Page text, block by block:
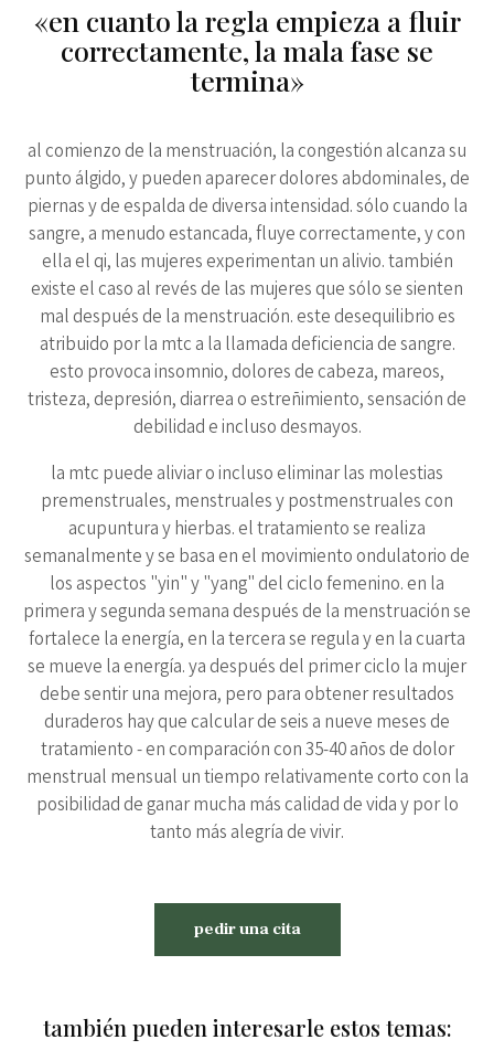
«en cuanto la regla empieza a fluir
correctamente, la mala fase se
termina»
al comienzo de la menstruación, la congestión alcanza su
punto álgido, y pueden aparecer dolores abdominales, de
piernas y de espalda de diversa intensidad. sólo cuando la
sangre, a menudo estancada, fluye correctamente, y con
ella el qi, las mujeres experimentan un alivio. también
existe el caso al revés de las mujeres que sólo se sienten
mal después de la menstruación. este desequilibrio es
atribuido por la mtc a la llamada deficiencia de sangre.
esto provoca insomnio, dolores de cabeza, mareos,
tristeza, depresión, diarrea o estreñimiento, sensación de
debilidad e incluso desmayos.
la mtc puede aliviar o incluso eliminar las molestias
premenstruales, menstruales y postmenstruales con
acupuntura y hierbas. el tratamiento se realiza
semanalmente y se basa en el movimiento ondulatorio de
los aspectos "yin" y "yang" del ciclo femenino. en la
primera y segunda semana después de la menstruación se
fortalece la energía, en la tercera se regula y en la cuarta
se mueve la energía. ya después del primer ciclo la mujer
debe sentir una mejora, pero para obtener resultados
duraderos hay que calcular de seis a nueve meses de
tratamiento - en comparación con 35-40 años de dolor
menstrual mensual un tiempo relativamente corto con la
posibilidad de ganar mucha más calidad de vida y por lo
tanto más alegría de vivir.
pedir una cita
también pueden interesarle estos temas: